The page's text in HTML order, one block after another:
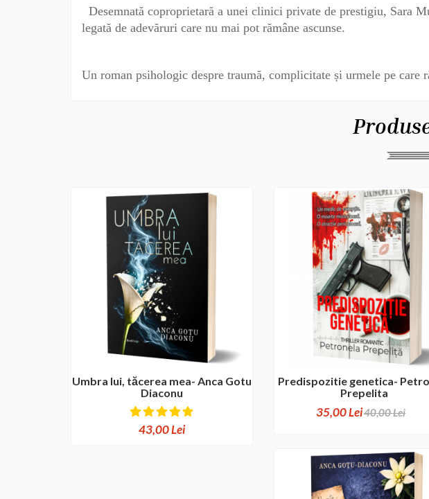
Desemnată coproprietară a unei clinici private de prestigiu, Sara
legată de adevăruri care nu mai pot rămâne ascunse.
Un roman psihologic despre traumă, complicitate și urmele pe care
Umbra lui, tăcerea mea- Anca Gotu
Diaconu
43,00 Lei
Predispozitie genetica-
Prepelita
35,00 Lei40,00 Lei